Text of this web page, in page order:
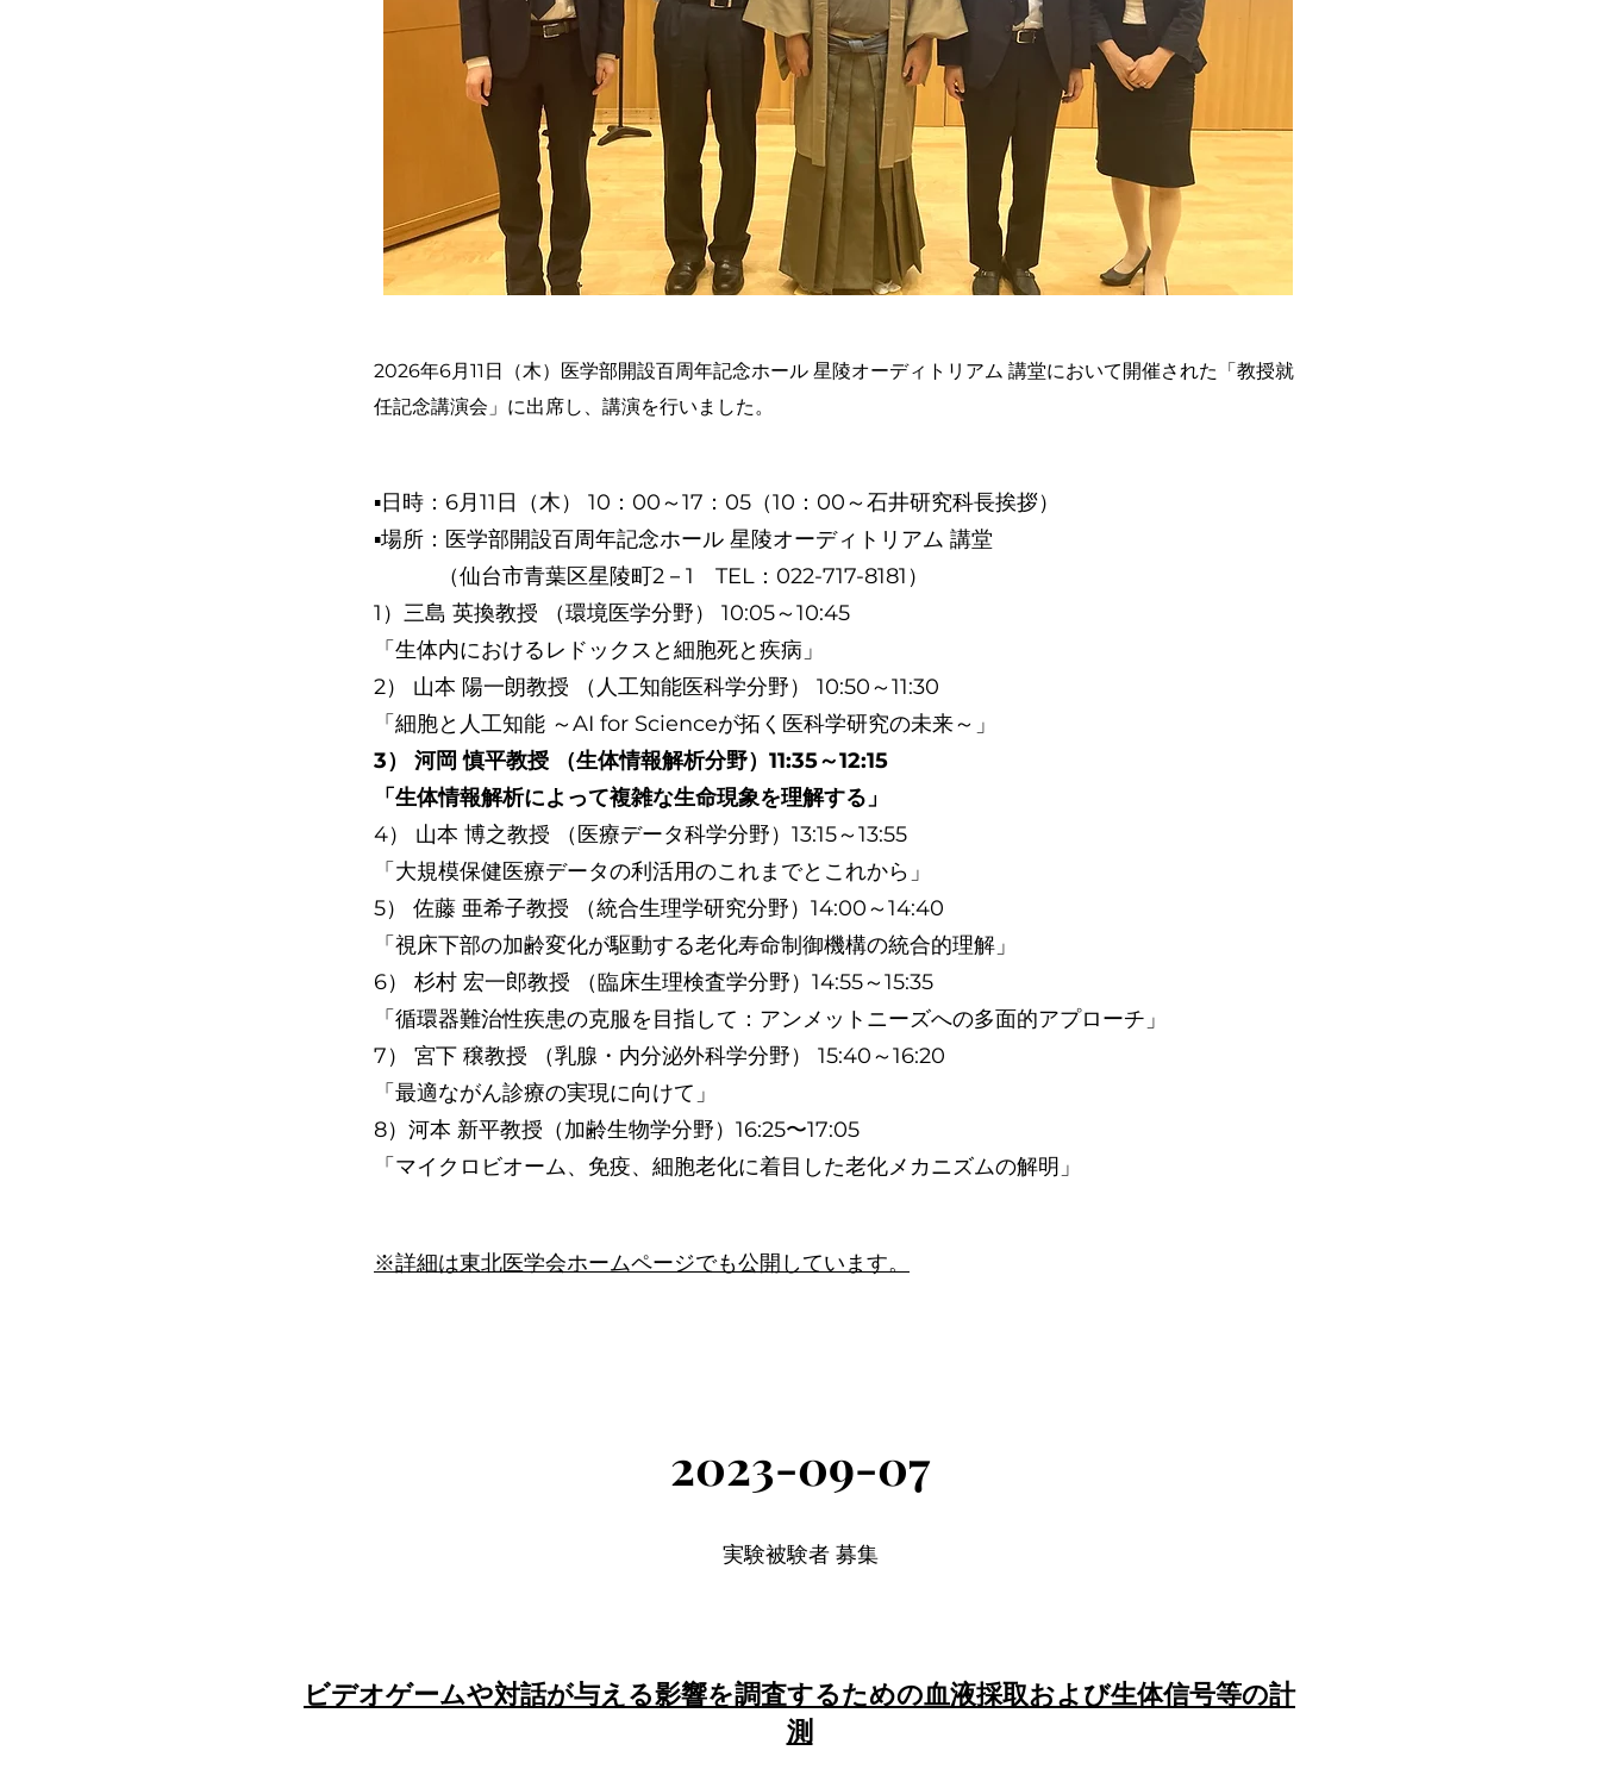
2026年6月11日（木）医学部開設百周年記念ホール 星陵オーディトリアム 講堂において開催された「教授就
任記念講演会」に出席し、講演を行いました。
▪︎日時：6月11日（木） 10：00～17：05（10：00～石井研究科長挨拶）
▪︎場所：医学部開設百周年記念ホール 星陵オーディトリアム 講堂
（仙台市青葉区星陵町2－1 TEL：022-717-8181）
1）三島 英換教授 （環境医学分野） 10:05～10:45
「生体内におけるレドックスと細胞死と疾病」
2） 山本 陽一朗教授 （人工知能医科学分野） 10:50～11:30
「細胞と人工知能 ～AI for Scienceが拓く医科学研究の未来～」
3） 河岡 慎平教授 （生体情報解析分野）11:35～12:15
「生体情報解析によって複雑な生命現象を理解する」
4） 山本 博之教授 （医療データ科学分野）13:15～13:55
「大規模保健医療データの利活用のこれまでとこれから」
5） 佐藤 亜希子教授 （統合生理学研究分野）14:00～14:40
「視床下部の加齢変化が駆動する老化寿命制御機構の統合的理解」
6） 杉村 宏一郎教授 （臨床生理検査学分野）14:55～15:35
「循環器難治性疾患の克服を目指して：アンメットニーズへの多面的アプローチ」
7） 宮下 穣教授 （乳腺・内分泌外科学分野） 15:40～16:20
「最適ながん診療の実現に向けて」
8）河本 新平教授（加齢生物学分野）16:25〜17:05
「マイクロビオーム、免疫、細胞老化に着目した老化メカニズムの解明」
※詳細は東北医学会ホームページでも公開しています。
2023-09-07
実験被験者 募集
ビデオゲームや対話が与える影響を調査するための血液採取および生体信号等の計
測